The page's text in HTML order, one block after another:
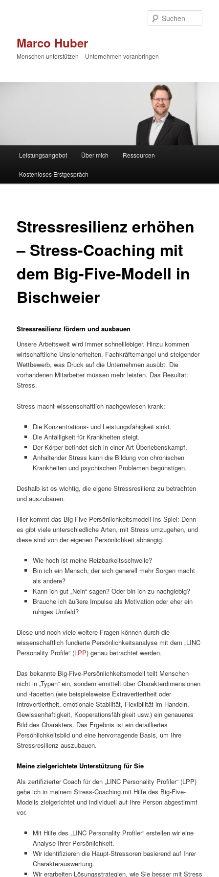
Marco Huber
Menschen unterstützen – Unternehmen voranbringen
Leistungsangebot Über mich Ressourcen
Kostenloses Erstgespräch
Stressresilienz erhöhen
– Stress-Coaching mit
dem Big-Five-Modell in
Bischweier
Stressresilienz fördern und ausbauen
Unsere Arbeitswelt wird immer schnelllebiger. Hinzu kommen
wirtschaftliche Unsicherheiten, Fachkräftemangel und steigender
Wettbewerb, was Druck auf die Unternehmen ausübt. Die
vorhandenen Mitarbeiter müssen mehr leisten. Das Resultat:
Stress.
Stress macht wissenschaftlich nachgewiesen krank:
Die Konzentrations- und Leistungsfähigkeit sinkt.
Die Anfälligkeit für Krankheiten steigt.
Der Körper befindet sich in einer Art Überlebenskampf.
Anhaltender Stress kann die Bildung von chronischen
Krankheiten und psychischen Problemen begünstigen.
Deshalb ist es wichtig, die eigene Stressresilienz zu betrachten
und auszubauen.
Hier kommt das Big-Five-Persönlichkeitsmodell ins Spiel: Denn
es gibt viele unterschiedliche Arten, mit Stress umzugehen, und
diese sind von der eigenen Persönlichkeit abhängig.
Wie hoch ist meine Reizbarkeitsschwelle?
Bin ich ein Mensch, der sich generell mehr Sorgen macht
als andere?
Kann ich gut „Nein“ sagen? Oder bin ich zu nachgiebig?
Brauche ich äußere Impulse als Motivation oder eher ein
ruhiges Umfeld?
Diese und noch viele weitere Fragen können durch die
wissenschaftlich fundierte Persönlichkeitsanalyse mit dem „LINC
Personality Profile“ (LPP) genau betrachtet werden.
Das bekannte Big-Five-Persönlichkeitsmodell teilt Menschen
nicht in „Typen“ ein, sondern ermittelt über Charakterdimensionen
und -facetten (wie beispielsweise Extravertiertheit oder
Introvertiertheit, emotionale Stabilität, Flexibilität im Handeln,
Gewissenhaftigkeit, Kooperationsfähigkeit usw.) ein genaueres
Bild des Charakters. Das Ergebnis ist ein detailliertes
Persönlichkeitsbild und eine hervorragende Basis, um Ihre
Stressresilienz auszubauen.
Meine zielgerichtete Unterstützung für Sie
Als zertifizierter Coach für den „LINC Personality Profiler“ (LPP)
gehe ich in meinem Stress-Coaching mit Hilfe des Big-Five-
Modells zielgerichtet und individuell auf Ihre Person abgestimmt
vor.
Mit Hilfe des „LINC Personality Profiler“ erstellen wir eine
Analyse Ihrer Persönlichkeit.
Wir identifizieren die Haupt-Stressoren basierend auf Ihrer
Charakterauswertung.
Wir erarbeiten Lösungsstrategien, wie Sie besser mit Stress